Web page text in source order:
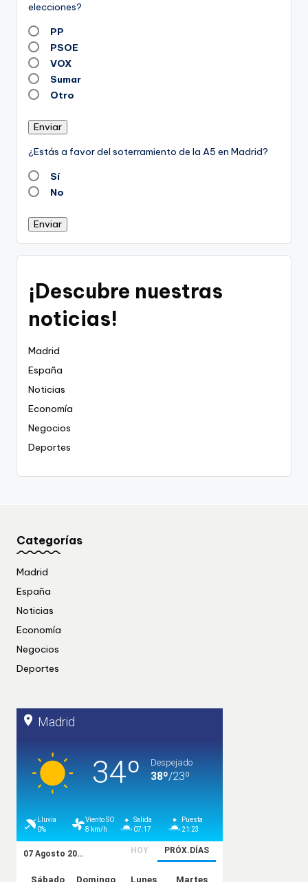
elecciones?
PP
PSOE
VOX
Sumar
Otro
Enviar
¿Estás a favor del soterramiento de la A5 en Madrid?
Sí
No
Enviar
¡Descubre nuestras
noticias!
Madrid
España
Noticias
Economía
Negocios
Deportes
Categorías
Madrid
España
Noticias
Economía
Negocios
Deportes